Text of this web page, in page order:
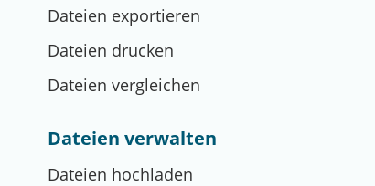
Dateien exportieren
Dateien drucken
Dateien vergleichen
Dateien verwalten
Dateien hochladen